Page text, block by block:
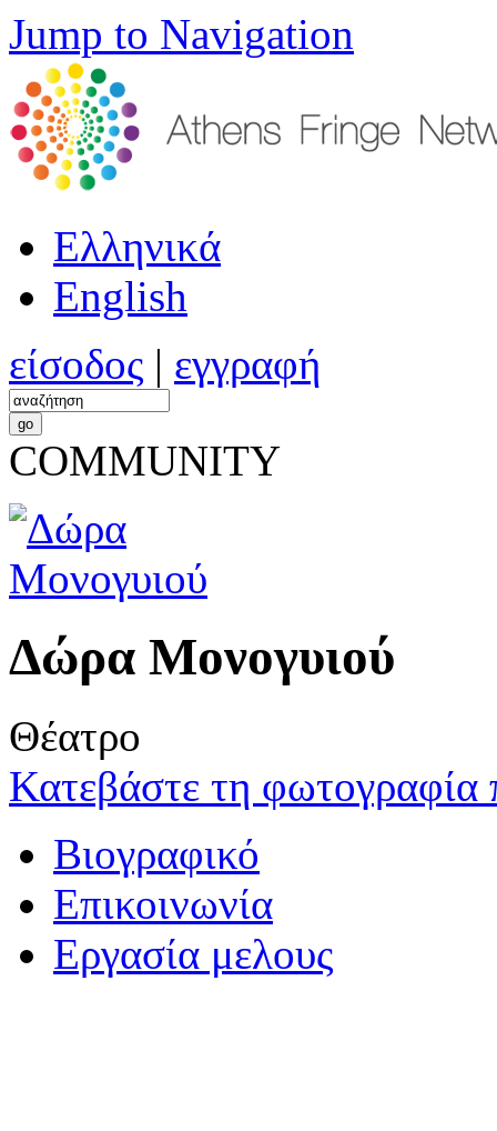
Jump to Navigation
Ελληνικά
English
είσοδος | εγγραφή
COMMUNITY
Δώρα Μονογυιού
Θέατρο
Κατεβάστε τη φωτογραφία
Βιογραφικό
Επικοινωνία
Εργασία μελους